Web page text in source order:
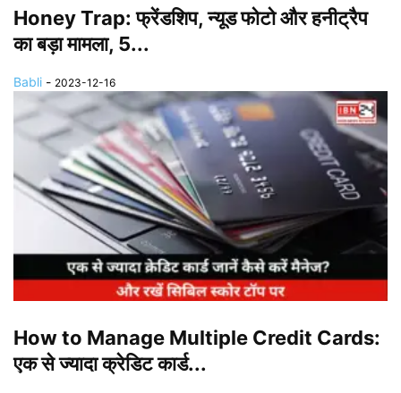
Honey Trap: फ्रेंडशिप, न्यूड फोटो और हनीट्रैप
का बड़ा मामला, 5...
Babli - 2023-12-16
How to Manage Multiple Credit Cards:
एक से ज्यादा क्रेडिट कार्ड...